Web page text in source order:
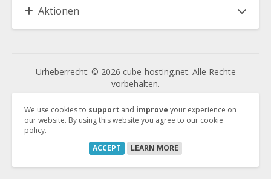
Aktionen
Urheberrecht: © 2026 cube-hosting.net. Alle Rechte
vorbehalten.
Vertrag kündigen
Vertrag widerrufen
We use cookies to support and improve your experience on
our website. By using this website you agree to our cookie
policy.
ACCEPT
LEARN MORE